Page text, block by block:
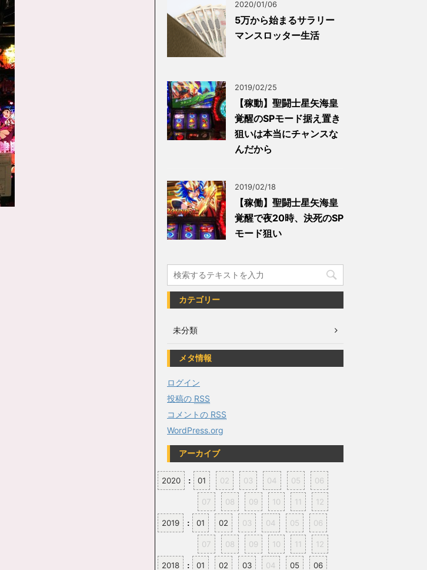
2020/01/06
5万から始まるサラリー
マンスロッター生活
2019/02/25
【稼動】聖闘士星矢海皇
覚醒のSPモード据え置き
狙いは本当にチャンスな
んだから
2019/02/18
【稼働】聖闘士星矢海皇
覚醒で夜20時、決死のSP
モード狙い
カテゴリー
未分類
メタ情報
ログイン
投稿の RSS
コメントの RSS
WordPress.org
アーカイブ
2020 : 01 02 03 04 05 06
07 08 09 10 11 12
2019 : 01 02 03 04 05 06
07 08 09 10 11 12
2018 : 01 02 03 04 05 06